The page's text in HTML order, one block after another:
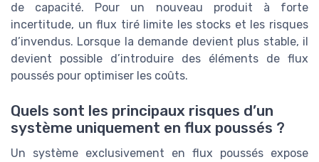
de capacité. Pour un nouveau produit à forte
incertitude, un flux tiré limite les stocks et les risques
d’invendus. Lorsque la demande devient plus stable, il
devient possible d’introduire des éléments de flux
poussés pour optimiser les coûts.
Quels sont les principaux risques d’un
système uniquement en flux poussés ?
Un système exclusivement en flux poussés expose